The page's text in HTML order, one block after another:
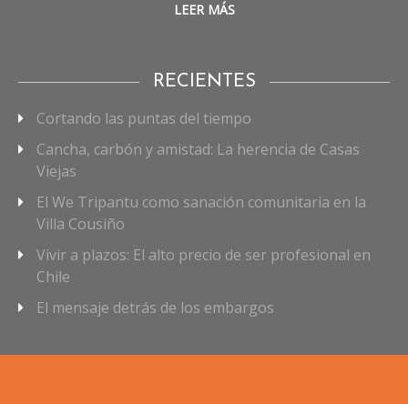
LEER MÁS
RECIENTES
Cortando las puntas del tiempo
Cancha, carbón y amistad: La herencia de Casas
Viejas
El We Tripantu como sanación comunitaria en la
Villa Cousiño
Vivir a plazos: El alto precio de ser profesional en
Chile
El mensaje detrás de los embargos